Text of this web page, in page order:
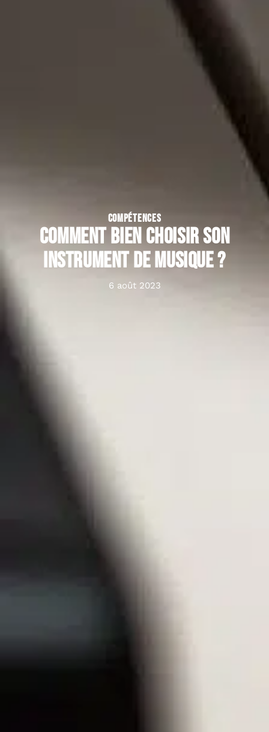
COMPÉTENCES
Comment bien choisir son
instrument de musique ?
6 août 2023